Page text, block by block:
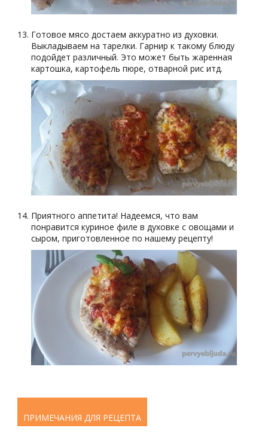
Готовое мясо достаем аккуратно из духовки.
Выкладываем на тарелки. Гарнир к такому блюду
подойдет различный. Это может быть жаренная
картошка, картофель пюре, отварной рис итд.
Приятного аппетита! Надеемся, что вам
понравится куриное филе в духовке с овощами и
сыром, приготовленное по нашему рецепту!
ПРИМЕЧАНИЯ ДЛЯ РЕЦЕПТА